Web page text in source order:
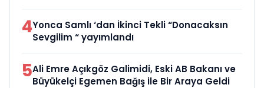
4Yonca Samlı ‘dan İkinci Tekli “Donacaksın
Sevgilim “ yayımlandı
5Ali Emre Açıkgöz Galimidi, Eski AB Bakanı ve
Büyükelçi Egemen Bağış ile Bir Araya Geldi